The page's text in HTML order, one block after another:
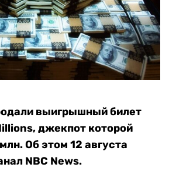
выигрышный билет
джекпот которой
Об этом 12 августа
NBC News.